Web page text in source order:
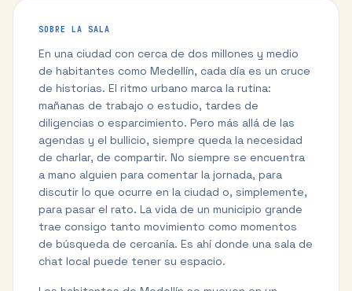
SOBRE LA SALA
En una ciudad con cerca de dos millones y medio
de habitantes como Medellín, cada día es un cruce
de historias. El ritmo urbano marca la rutina:
mañanas de trabajo o estudio, tardes de
diligencias o esparcimiento. Pero más allá de las
agendas y el bullicio, siempre queda la necesidad
de charlar, de compartir. No siempre se encuentra
a mano alguien para comentar la jornada, para
discutir lo que ocurre en la ciudad o, simplemente,
para pasar el rato. La vida de un municipio grande
trae consigo tanto movimiento como momentos
de búsqueda de cercanía. Es ahí donde una sala de
chat local puede tener su espacio.